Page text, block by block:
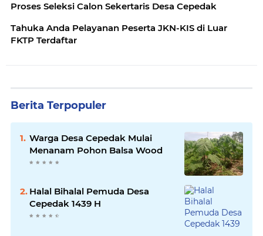
Proses Seleksi Calon Sekertaris Desa Cepedak
Tahuka Anda Pelayanan Peserta JKN-KIS di Luar
FKTP Terdaftar
Berita Terpopuler
Warga Desa Cepedak Mulai
Menanam Pohon Balsa Wood
Halal Bihalal Pemuda Desa
Cepedak 1439 H